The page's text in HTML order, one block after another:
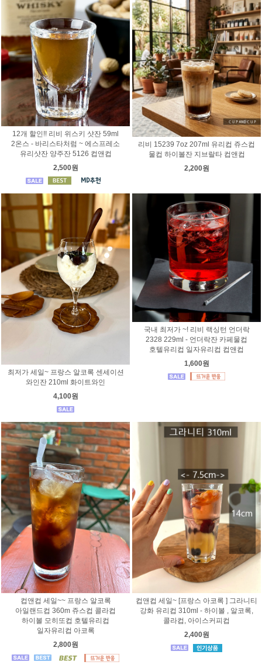
12개 할인!! 리비 위스키 샷잔 59ml
2온스 - 바리스타처럼 ~ 에스프레소
유리샷잔 양주잔 5126 컵앤컵
2,500원
리비 15239 7oz 207ml 유리컵 쥬스컵
물컵 하이볼잔 지브랄타 컵앤컵
2,200원
최저가 세일~ 프랑스 알코록 센세이션
와인잔 210ml 화이트와인
4,100원
국내 최저가 ~! 리비 랙싱턴 언더락
2328 229ml - 언더락잔 카페물컵
호텔유리컵 일자유리컵 컵앤컵
1,600원
컵앤컵 세일~~ 프랑스 알코록
아일랜드컵 360m 쥬스컵 콜라컵
하이볼 모히또컵 호텔유리컵
일자유리컵 아코록
2,800원
컵앤컵 세일~ [프랑스 아코록 ] 그라니티
강화 유리컵 310ml - 하이볼 , 알코록,
콜라컵, 아이스커피컵
2,400원